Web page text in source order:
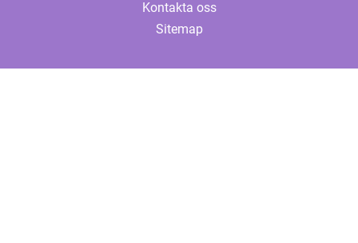
Kontakta oss
Sitemap